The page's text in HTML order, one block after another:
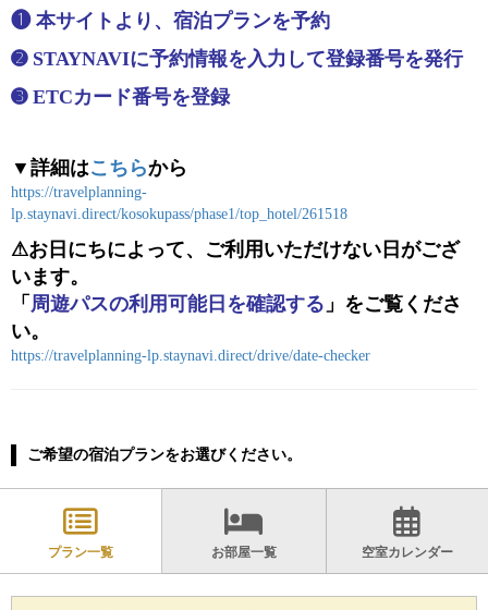
❶ 本サイトより、宿泊プランを予約
➋ STAYNAVIに予約情報を入力して登録番号を発行
➌ ETCカード番号を登録
▼詳細はこちらから
https://travelplanning-
lp.staynavi.direct/kosokupass/phase1/top_hotel/261518
⚠お日にちによって、ご利用いただけない日がござ
います。
「 周遊パスの利用可能日を確認する 」をご覧くださ
い。
https://travelplanning-lp.staynavi.direct/drive/date-checker
ご希望の宿泊プランをお選びください。
プラン一覧 お部屋一覧 空室カレンダー